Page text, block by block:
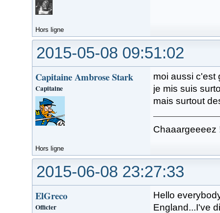
Hors ligne
2015-05-08 09:51:02
Capitaine Ambrose Stark
Capitaine
moi aussi c'est
je mis suis
mais surtout
Chaaargeeeez
Hors ligne
2015-06-08 23:27:33
ElGreco
Officier
Hello
England...I've